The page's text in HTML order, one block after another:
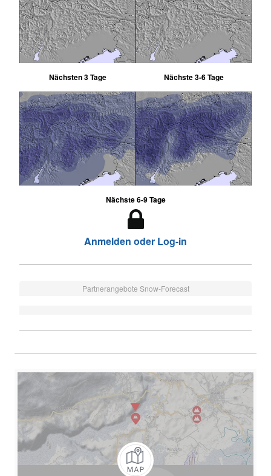
Nächsten 3 Tage Nächste 3-6 Tage
Nächste 6-9 Tage
Anmelden oder Log-in
Partnerangebote Snow-Forecast